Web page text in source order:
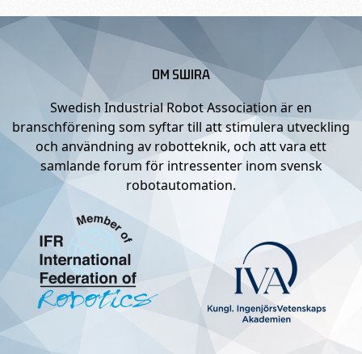
OM SWIRA
Swedish Industrial Robot Association är en
branschförening som syftar till att stimulera utveckling
och användning av robotteknik, och att vara ett
samlande forum för intressenter inom svensk
robotautomation.